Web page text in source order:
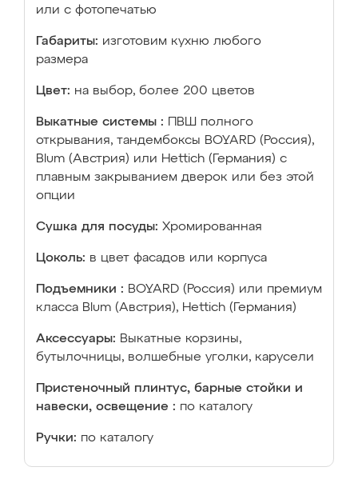
или с фотопечатью
Габариты: изготовим кухню любого
размера
Цвет: на выбор, более 200 цветов
Выкатные системы :
ПВШ полного
открывания, тандембоксы BOYARD (Россия),
Blum (Австрия) или Hettich (Германия) с
плавным закрыванием дверок или без этой
опции
Сушка для посуды: Хромированная
Цоколь: в цвет фасадов или корпуса
Подъемники : BOYARD (Россия) или премиум
класса Blum (Австрия), Hettich (Германия)
Аксессуары: Выкатные корзины,
бутылочницы, волшебные уголки, карусели
Пристеночный плинтус, барные стойки и
навески, освещение : по каталогу
Ручки: по каталогу